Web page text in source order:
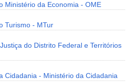
Ministério da Economia - OME
Turismo - MTur
do Distrito Federal e Territórios
Cidadania - Ministério da Cidadania